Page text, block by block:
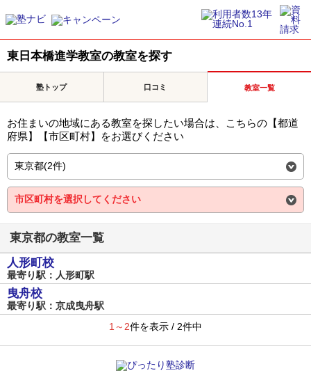
東日本橋進学教室の教室を探す
塾トップ 口コミ 教室一覧
お住まいの地域にある教室を探したい場合は、こちらの【都道
府県】【市区町村】をお選びください
東京都の教室一覧
人形町校
最寄り駅：人形町駅
曳舟校
最寄り駅：京成曳舟駅
1～2件を表示 / 2件中